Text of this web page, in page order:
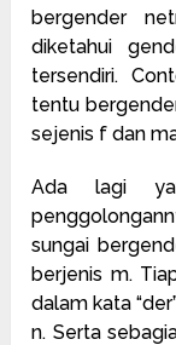
bergender
diketahui
tersendiri.
tentu
sejenis f dan
Ada lagi
sungai
berjenis m.
dalam kata
n. Serta